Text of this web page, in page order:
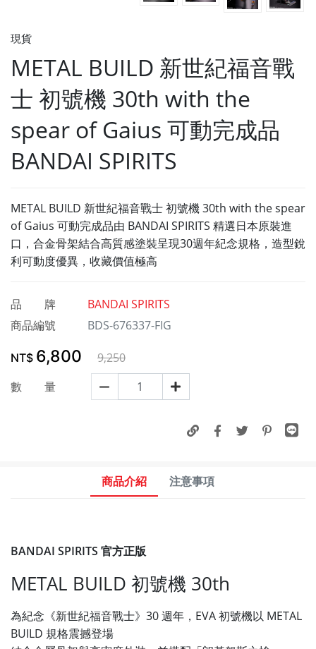
現貨
METAL BUILD 新世紀福音戰
士 初號機 30th with the
spear of Gaius 可動完成品
BANDAI SPIRITS
METAL BUILD 新世紀福音戰士 初號機 30th with the spear
of Gaius 可動完成品由 BANDAI SPIRITS 精選日本原裝進
口，合金骨架結合高質感塗裝呈現30週年紀念規格，造型銳
利可動度優異，收藏價值極高
品 牌
BANDAI SPIRITS
商品編號
BDS-676337-FIG
NT$ 6,800
9,250
數 量
商品介紹 注意事項
BANDAI SPIRITS 官方正版
METAL BUILD 初號機 30th
為紀念《新世紀福音戰士》30 週年，EVA 初號機以 METAL
BUILD 規格震撼登場